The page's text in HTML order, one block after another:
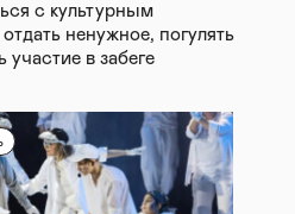
с культурным
ненужное, погулять
в забеге